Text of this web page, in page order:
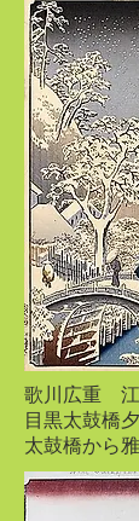
歌川広重
目黒太鼓橋
太鼓橋から